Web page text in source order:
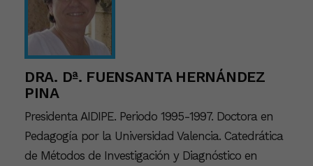
DRA. Dª. FUENSANTA HERNÁNDEZ
PINA
Presidenta AIDIPE. Periodo 1995-1997. Doctora en
Pedagogía por la Universidad Valencia. Catedrática
de Métodos de Investigación y Diagnóstico en